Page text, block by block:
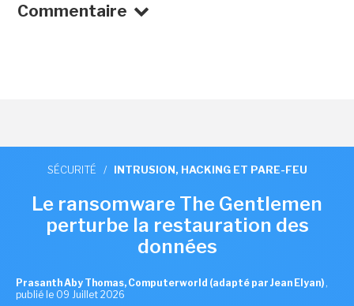
Commentaire
SÉCURITÉ / INTRUSION, HACKING ET PARE-FEU
Le ransomware The Gentlemen
perturbe la restauration des
données
Prasanth Aby Thomas, Computerworld (adapté par Jean Elyan) ,
publié le 09 Juillet 2026